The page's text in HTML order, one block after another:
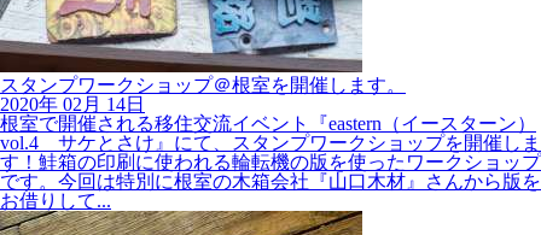
スタンプワークショップ＠根室を開催します。
2020年 02月 14日
根室で開催される移住交流イベント『eastern（イースターン）
vol.4 サケとさけ』にて、スタンプワークショップを開催しま
す！鮭箱の印刷に使われる輪転機の版を使ったワークショップ
です。今回は特別に根室の木箱会社『山口木材』さんから版を
お借りして...